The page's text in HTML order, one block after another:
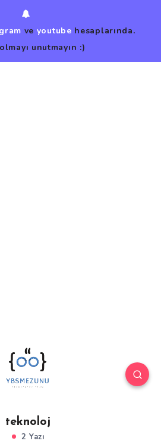
ve youtube hesaplarında.
unutmayın :)
teknoloj
2 Yazı